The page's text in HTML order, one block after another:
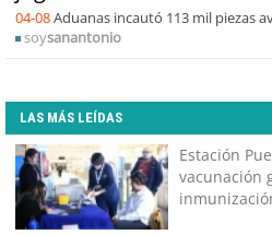
04-08Aduanas incautó 113 mil piezas
soysanantonio
LAS MÁS LEÍDAS
Estación
vacunación